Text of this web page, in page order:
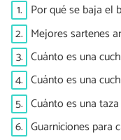
1. Por qué se baja el
2. Mejores sartenes
3. Cuánto es una
4. Cuánto es una
5. Cuánto es una
6. Guarniciones para